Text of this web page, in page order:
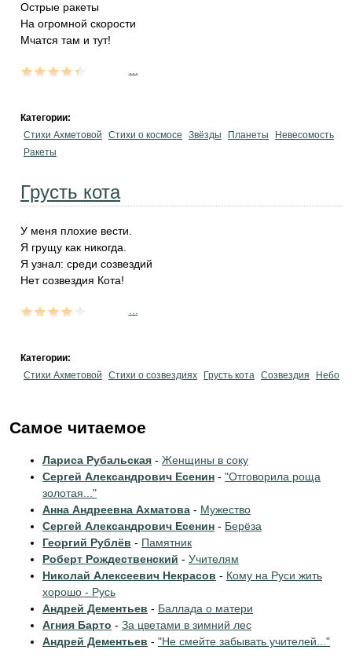
Острые ракеты
На огромной скорости
Мчатся там и тут!
Категории:
Стихи Ахметовой
Стихи о космосе Звёзды Планеты
Невесомость
Ракеты
Грусть кота
У меня плохие вести.
Я грущу как никогда.
Я узнал: среди созвездий
Нет созвездия Кота!
Категории:
Стихи Ахметовой
Стихи о созвездиях Грусть кота Созвездия Небо
Самое читаемое
Лариса Рубальская - Женщины в соку
Сергей Александрович Есенин - "Отговорила роща
золотая..."
Анна Андреевна Ахматова - Мужество
Сергей Александрович Есенин - Берёза
Георгий Рублёв - Памятник
Роберт Рождественский - Учителям
Николай Алексеевич Некрасов - Кому на Руси жить
хорошо - Русь
Андрей Дементьев - Баллада о матери
Агния Барто - За цветами в зимний лес
Андрей Дементьев - "Не смейте забывать учителей..."